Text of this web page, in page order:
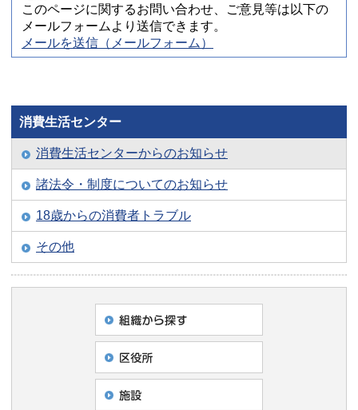
このページに関するお問い合わせ、ご意見等は以下の
メールフォームより送信できます。
メールを送信（メールフォーム）
消費生活センター
消費生活センターからのお知らせ
諸法令・制度についてのお知らせ
18歳からの消費者トラブル
その他